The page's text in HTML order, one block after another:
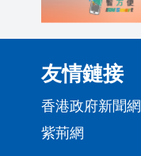
友情鏈接
香港政府新聞網
紫荊網